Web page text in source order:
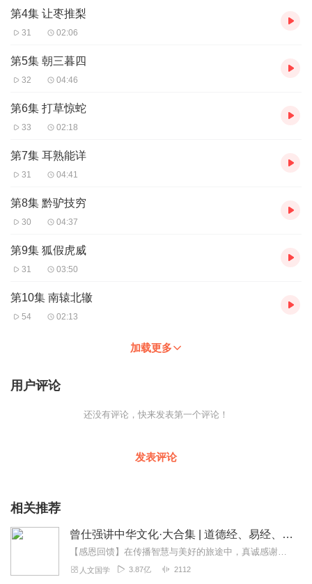
第4集 让枣推梨
31 02:06
第5集 朝三暮四
32 04:46
第6集 打草惊蛇
33 02:18
第7集 耳熟能详
31 04:41
第8集 黔驴技穷
30 04:37
第9集 狐假虎威
31 03:50
第10集 南辕北辙
54 02:13
加载更多
用户评论
还没有评论，快来发表第一个评论！
发表评论
相关推荐
曾仕强讲中华文化·大合集 | 道德经、易经、三国演义中的国学
【感恩回馈】在传播智慧与美好的旅途中，真诚感谢每一位伙伴的温暖陪伴与鼎力支持！欢迎曾仕强学堂粉丝听友们入群交流，更多新鲜玩法和福利活动等你！添加微信：zengf...
人文国学 3.87亿 2112